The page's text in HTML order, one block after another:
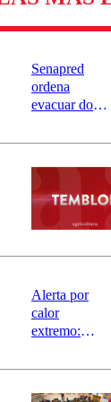
Senapred
ordena
evacuar dos
Carahue por
río Damas:
activa
mensajería
SAE
Alerta por
calor
extremo:
activa Alerta